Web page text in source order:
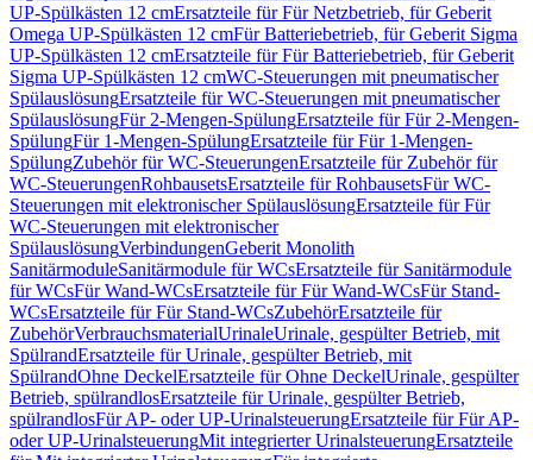
UP-Spülkästen 12 cmErsatzteile für Für Netzbetrieb, für Geberit
Omega UP-Spülkästen 12 cmFür Batteriebetrieb, für Geberit Sigma
UP-Spülkästen 12 cmErsatzteile für Für Batteriebetrieb, für Geberit
Sigma UP-Spülkästen 12 cmWC-Steuerungen mit pneumatischer
SpülauslösungErsatzteile für WC-Steuerungen mit pneumatischer
SpülauslösungFür 2-Mengen-SpülungErsatzteile für Für 2-Mengen-
SpülungFür 1-Mengen-SpülungErsatzteile für Für 1-Mengen-
SpülungZubehör für WC-SteuerungenErsatzteile für Zubehör für
WC-SteuerungenRohbausetsErsatzteile für RohbausetsFür WC-
Steuerungen mit elektronischer SpülauslösungErsatzteile für Für
WC-Steuerungen mit elektronischer
SpülauslösungVerbindungenGeberit Monolith
SanitärmoduleSanitärmodule für WCsErsatzteile für Sanitärmodule
für WCsFür Wand-WCsErsatzteile für Für Wand-WCsFür Stand-
WCsErsatzteile für Für Stand-WCsZubehörErsatzteile für
ZubehörVerbrauchsmaterialUrinaleUrinale, gespülter Betrieb, mit
SpülrandErsatzteile für Urinale, gespülter Betrieb, mit
SpülrandOhne DeckelErsatzteile für Ohne DeckelUrinale, gespülter
Betrieb, spülrandlosErsatzteile für Urinale, gespülter Betrieb,
spülrandlosFür AP- oder UP-UrinalsteuerungErsatzteile für Für AP-
oder UP-UrinalsteuerungMit integrierter UrinalsteuerungErsatzteile